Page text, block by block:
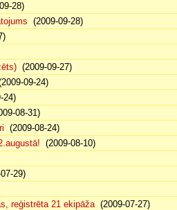
28)
(2009-09-28)
(2009-09-27)
09-24)
24)
08-31)
(2009-08-24)
(2009-08-10)
29)
reģistrēta 21 ekipāža(2009-07-27)